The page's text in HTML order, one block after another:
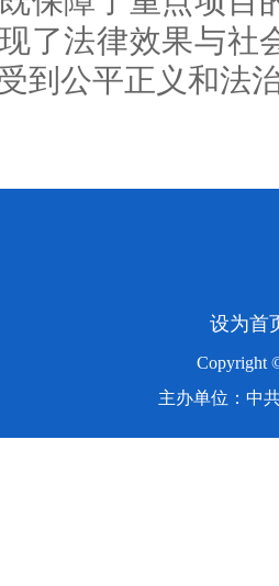
了法律效果与社
到公平正义和法
设为首
Copyright
主办单位：中